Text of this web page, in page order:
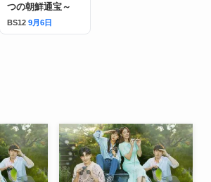
つの朝鮮通宝～
BS12 9月6日